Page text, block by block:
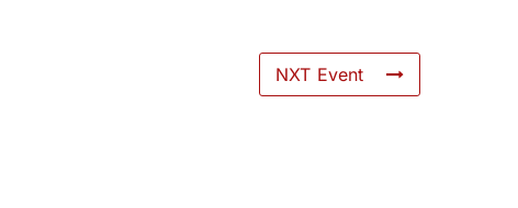
NXT Event